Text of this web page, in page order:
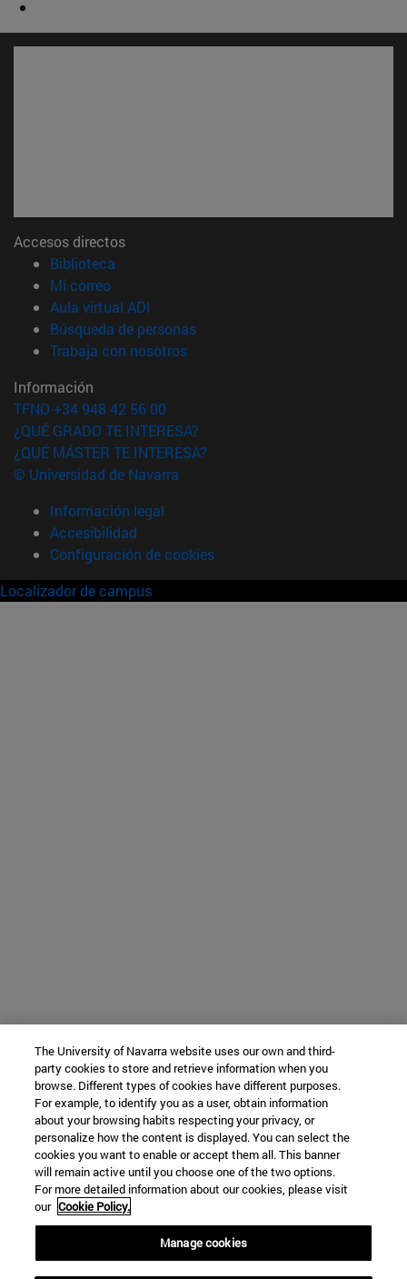
Accesos directos
Biblioteca
Mi correo(abre en nueva ventana)
Aula virtual ADI
Búsqueda de personas(abre en nueva ventana)
Trabaja con nosotros(abre en nueva ventana)
Información
TFNO +34 948 42 56 00
¿QUÉ GRADO TE INTERESA?
¿QUÉ MÁSTER TE INTERESA?
© Universidad de Navarra
Información legal
Accesibilidad
Configuración de cookies
Localizador de campus
The University of Navarra website uses our own and third-
party cookies to store and retrieve information when you
browse. Different types of cookies have different purposes.
For example, to identify you as a user, obtain information
about your browsing habits respecting your privacy, or
personalize how the content is displayed. You can select the
cookies you want to enable or accept them all. This banner
will remain active until you choose one of the two options.
For more detailed information about our cookies, please visit
our Cookie Policy.
Manage cookies